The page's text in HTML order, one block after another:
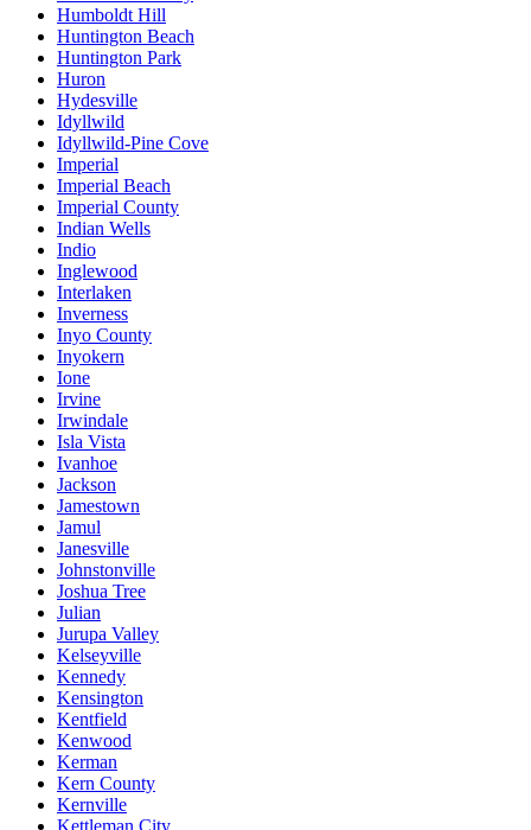
Humboldt Hill
Huntington Beach
Huntington Park
Huron
Hydesville
Idyllwild
Idyllwild-Pine Cove
Imperial
Imperial Beach
Imperial County
Indian Wells
Indio
Inglewood
Interlaken
Inverness
Inyo County
Inyokern
Ione
Irvine
Irwindale
Isla Vista
Ivanhoe
Jackson
Jamestown
Jamul
Janesville
Johnstonville
Joshua Tree
Julian
Jurupa Valley
Kelseyville
Kennedy
Kensington
Kentfield
Kenwood
Kerman
Kern County
Kernville
Kettleman City